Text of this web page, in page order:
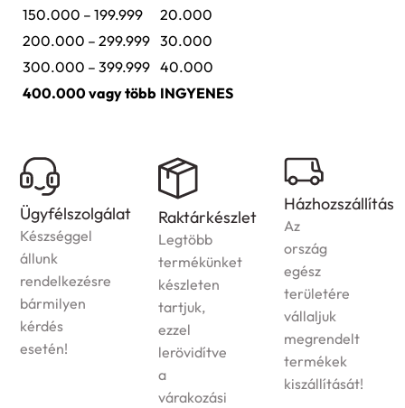
150.000 – 199.999
20.000
200.000 – 299.999 30.000
300.000 – 399.999 40.000
400.000 vagy több INGYENES
Ügyfélszolgálat
Készséggel
állunk
rendelkezésre
bármilyen
kérdés
esetén!
Raktárkészlet
Legtöbb
termékünket
készleten
tartjuk,
ezzel
lerövidítve
a
várakozási
Házhozszállítás
Az
ország
egész
területére
vállaljuk
megrendelt
termékek
kiszállítását!